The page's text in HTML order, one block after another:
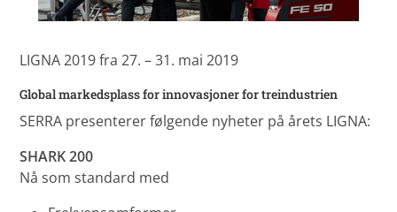
LIGNA 2019 fra 27. – 31. mai 2019
Global markedsplass for innovasjoner for treindustrien
SERRA presenterer følgende nyheter på årets LIGNA:
SHARK 200
Nå som standard med